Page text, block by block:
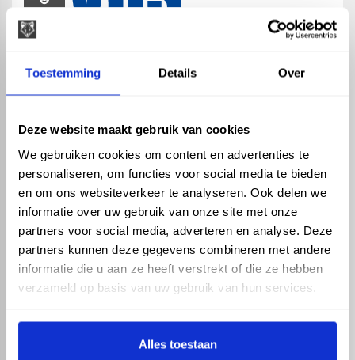
Toestemming Details Over
Deze website maakt gebruik van cookies
We gebruiken cookies om content en advertenties te
personaliseren, om functies voor social media te bieden
en om ons websiteverkeer te analyseren. Ook delen we
informatie over uw gebruik van onze site met onze
partners voor social media, adverteren en analyse. Deze
partners kunnen deze gegevens combineren met andere
informatie die u aan ze heeft verstrekt of die ze hebben
verzameld op basis van uw gebruik van hun services.
Alles toestaan
ASSORTIMENT
Hemelwaterafvoer
Drukleiding
Beregening
KENNIS EN HULP
Klantenservice
Kennisbank
phone_enabled +31 416 75 02 55
mail info@vosproducts.nl
check_circleDé bouwmarkt van Altena
check_circle Direct uit grote voorraad geleverd met eigen transport
check_circleLevering in NL en BE